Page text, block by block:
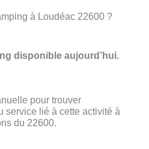
à Loudéac 22600 ?
disponible aujourd’hui.
pour trouver
service lié à cette activité à
du 22600.